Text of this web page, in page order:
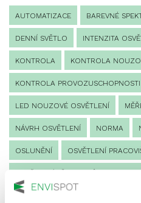
AUTOMATIZACE BAREVNÉ
DENNÍ SVĚTLO INTENZITA
KONTROLA KONTROLA
KONTROLA
LED NOUZOVÉ OSVĚTLENÍ
NÁVRH OSVĚTLENÍ NORMA
OSLUNĚNÍ OSVĚTLENÍ
OSVĚTLENÍ SPORTOVIŠŤ